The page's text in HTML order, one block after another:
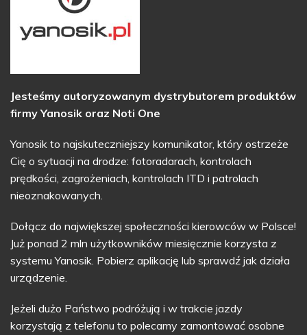
Jesteśmy autoryzowanym dystrybutorem produktów
firmy Yanosik oraz Noti One
Yanosik to najskuteczniejszy komunikator, który ostrzeże
Cię o sytuacji na drodze: fotoradarach, kontrolach
prędkości, zagrożeniach, kontrolach ITD i patrolach
nieoznakowanych.
Dołącz do największej społeczności kierowców w Polsce!
Już ponad 2 mln użytkowników miesięcznie korzysta z
systemu Yanosik. Pobierz aplikację lub sprawdź jak działa
urządzenie.
Jeżeli dużo Państwo podróżują i w trakcie jazdy
korzystają z telefonu to polecamy zamontować osobne